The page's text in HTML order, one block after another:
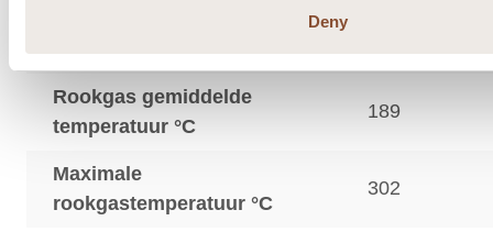
Deny
onder de vloer, ø mm
Rookgas gemiddelde
temperatuur °C
189
Maximale
rookgastemperatuur °C
302